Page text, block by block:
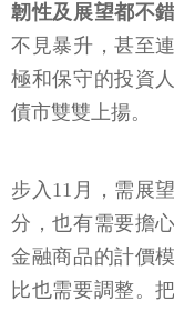
韌性及展望都不
不見暴升，甚至
極和保守的投資
債市雙雙上揚。
步入11月，需展
分，也有需要擔
金融商品的計價
比也需要調整。